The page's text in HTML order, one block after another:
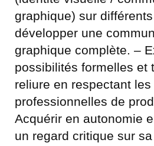
graphique) sur
développer une
graphique complète. –
possibilités formelles et
reliure en respectant les
professionnelles de
Acquérir en autonomie
un regard critique sur